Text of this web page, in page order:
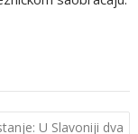
U Slavoniji dva